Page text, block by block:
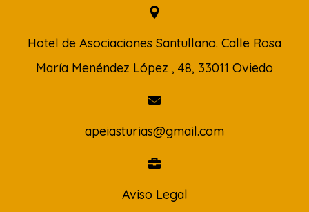
Hotel de Asociaciones Santullano. Calle Rosa
María Menéndez López , 48, 33011 Oviedo
apeiasturias@gmail.com
Aviso Legal